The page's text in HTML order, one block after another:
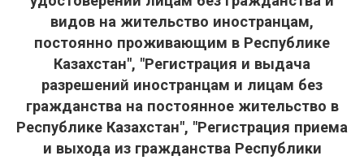
видов на жительство иностранцам,
постоянно проживающим в Республике
Казахстан", "Регистрация и выдача
разрешений иностранцам и лицам без
гражданства на постоянное жительство в
Республике Казахстан", "Регистрация приема
и выхода из гражданства Республики